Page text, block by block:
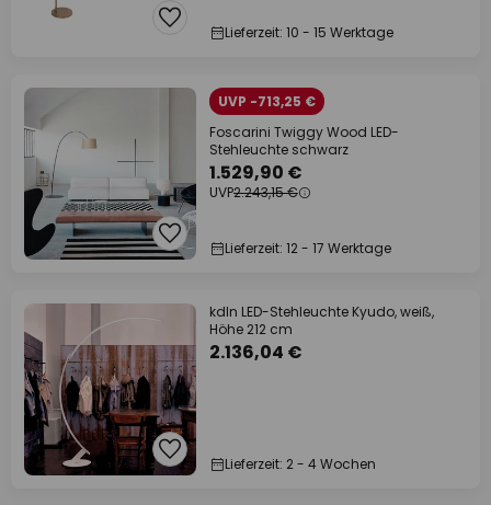
Lieferzeit: 10 - 15 Werktage
UVP -713,25 €
Foscarini Twiggy Wood LED-
Stehleuchte schwarz
1.529,90 €
UVP2.243,15 €
Lieferzeit: 12 - 17 Werktage
kdln LED-Stehleuchte Kyudo, weiß,
Höhe 212 cm
2.136,04 €
Lieferzeit: 2 - 4 Wochen